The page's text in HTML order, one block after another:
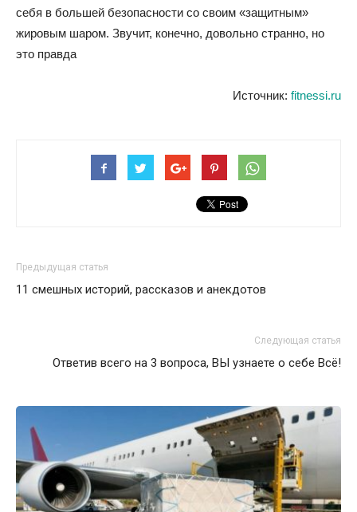
себя в большей безопасности со своим «защитным»
жировым шаром. Звучит, конечно, довольно странно, но
это правда
Источник: fitnessi.ru
Предыдущая статья
11 смешных историй, рассказов и анекдотов
Следующая статья
Ответив всего на 3 вопроса, ВЫ узнаете о себе Всё!